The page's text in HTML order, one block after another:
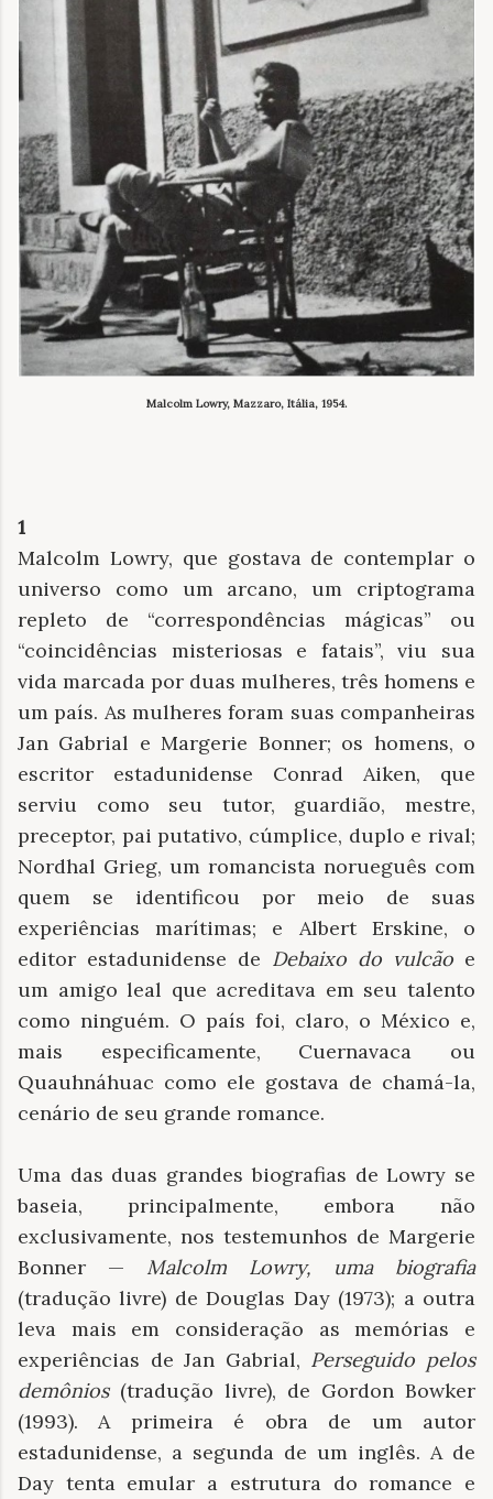
Malcolm Lowry, Mazzaro, Itália, 1954.
1
Malcolm Lowry, que gostava de contemplar o
universo como um arcano, um criptograma
repleto de “correspondências mágicas” ou
“coincidências misteriosas e fatais”, viu sua
vida marcada por duas mulheres, três homens e
um país. As mulheres foram suas companheiras
Jan Gabrial e Margerie Bonner; os homens, o
escritor estadunidense Conrad Aiken, que
serviu como seu tutor, guardião, mestre,
preceptor, pai putativo, cúmplice, duplo e rival;
Nordhal Grieg, um romancista norueguês com
quem se identificou por meio de suas
experiências marítimas; e Albert Erskine, o
editor estadunidense de Debaixo do vulcão e
um amigo leal que acreditava em seu talento
como ninguém. O país foi, claro, o México e,
mais especificamente, Cuernavaca ou
Quauhnáhuac como ele gostava de chamá-la,
cenário de seu grande romance.
Uma das duas grandes biografias de Lowry se
baseia, principalmente, embora não
exclusivamente, nos testemunhos de Margerie
Bonner — Malcolm Lowry, uma biografia
(tradução livre) de Douglas Day (1973); a outra
leva mais em consideração as memórias e
experiências de Jan Gabrial, Perseguido pelos
demônios(tradução livre), de Gordon Bowker
(1993). A primeira é obra de um autor
estadunidense, a segunda de um inglês. A de
Day tenta emular a estrutura do romance e